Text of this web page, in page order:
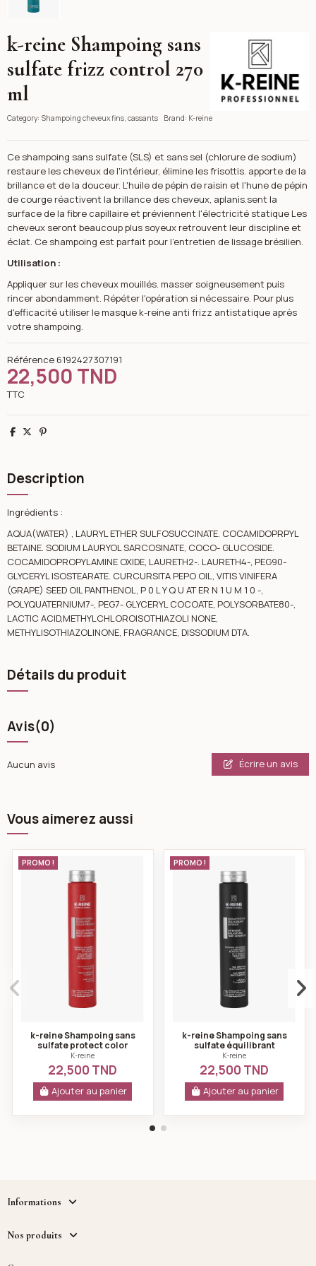
k-reine Shampoing sans
sulfate frizz control 270
ml
Category: Shampoing cheveux fins, cassants Brand: K-reine
Ce shampoing sans sulfate (SLS) et sans sel (chlorure de sodium)
restaure les cheveux de l'intérieur, élimine les frisottis. apporte de la
brillance et de la douceur. L'huile de pépin de raisin et l'hune de pépin
de courge réactivent la brillance des cheveux, aplanis.sent la
surface de la fibre capillaire et préviennent l'électricité statique Les
cheveux seront beaucoup plus soyeux retrouvent leur discipline et
éclat. Ce shampoing est parfait pour l'entretien de lissage brésilien.
Utilisation :
Appliquer sur les cheveux mouillés. masser soigneusement puis
rincer abondamment. Répéter l'opération si nécessaire. Pour plus
d'efficacité utiliser le masque k-reine anti frizz antistatique après
votre shampoing.
Référence 6192427307191
22,500 TND
TTC
Partager
TweetPinterest
Description
Ingrédients :
AQUA(WATER) , LAURYL ETHER SULFOSUCCINATE. COCAMIDOPRPYL
BETAINE. SODIUM LAURYOL SARCOSINATE, COCO- GLUCOSIDE.
COCAMIDOPROPYLAMINE OXIDE, LAURETH2-. LAURETH4-, PEG90-
GLYCERYL ISOSTEARATE. CURCURSITA PEPO OIL, VITIS VINIFERA
(GRAPE) SEED OIL PANTHENOL, P 0 L Y Q U AT ER N 1 U M 1 0 -,
POLYQUATERNIUM7-, PEG7- GLYCERYL COCOATE, POLYSORBATE80-,
LACTIC ACID,METHYLCHLOROISOTHIAZOLI NONE,
METHYLISOTHIAZOLINONE, FRAGRANCE, DISSODIUM DTA.
Détails du produit
Avis(0)
Aucun avis Écrire un avis
Vous aimerez aussi
k-reine Shampoing sans sulfate protect color 270ml
PROMO !
k-reine Shampoing sans
sulfate protect color
270ml
K-reine
22,500 TND
Ajouter au panier
PROMO !
k-reine Shampoing sans
sulfate équilibrant
intensif 270ml
K-reine
22,500 TND
Ajouter au panier
Informations
Nos produits